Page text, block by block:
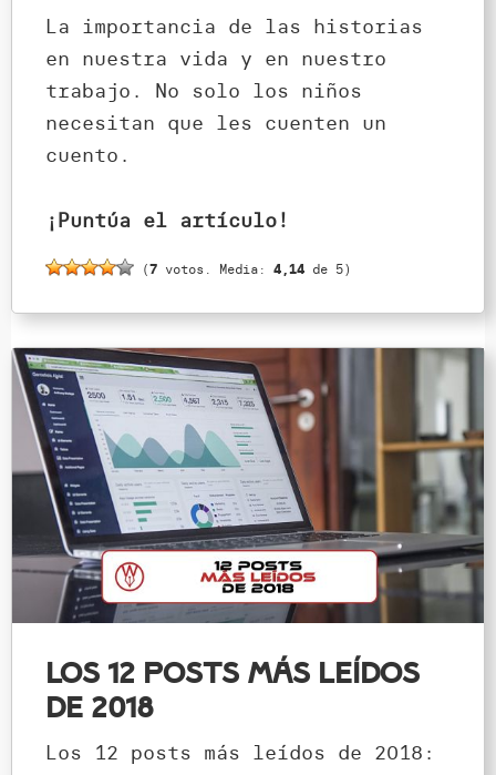
La importancia de las historias
en nuestra vida y en nuestro
trabajo. No solo los niños
necesitan que les cuenten un
cuento.
¡Puntúa el artículo!
(7 votos. Media: 4,14 de 5)
Los 12 posts más leídos
de 2018
Los 12 posts más leídos de 2018: